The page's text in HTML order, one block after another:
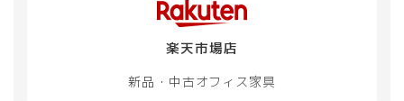
楽天市場店
新品・中古オフィス家具